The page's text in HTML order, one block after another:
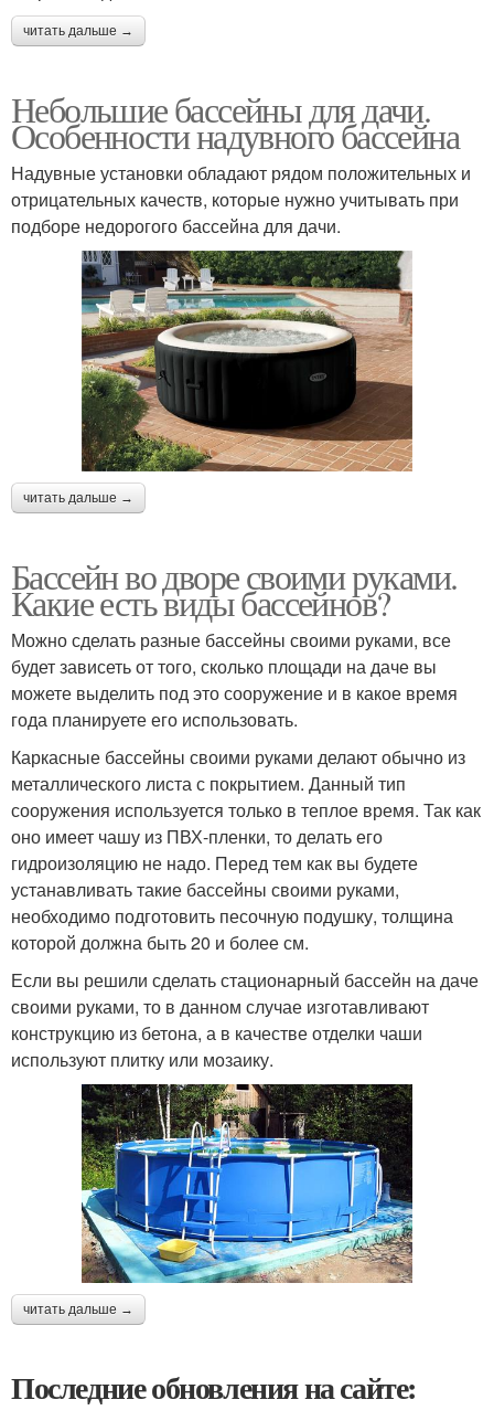
читать дальше →
Небольшие бассейны для дачи.
Особенности надувного бассейна
Надувные установки обладают рядом положительных и
отрицательных качеств, которые нужно учитывать при
подборе недорогого бассейна для дачи.
читать дальше →
Бассейн во дворе своими руками.
Какие есть виды бассейнов?
Можно сделать разные бассейны своими руками, все
будет зависеть от того, сколько площади на даче вы
можете выделить под это сооружение и в какое время
года планируете его использовать.
Каркасные бассейны своими руками делают обычно из
металлического листа с покрытием. Данный тип
сооружения используется только в теплое время. Так как
оно имеет чашу из ПВХ-пленки, то делать его
гидроизоляцию не надо. Перед тем как вы будете
устанавливать такие бассейны своими руками,
необходимо подготовить песочную подушку, толщина
которой должна быть 20 и более см.
Если вы решили сделать стационарный бассейн на даче
своими руками, то в данном случае изготавливают
конструкцию из бетона, а в качестве отделки чаши
используют плитку или мозаику.
читать дальше →
Последние обновления на сайте: